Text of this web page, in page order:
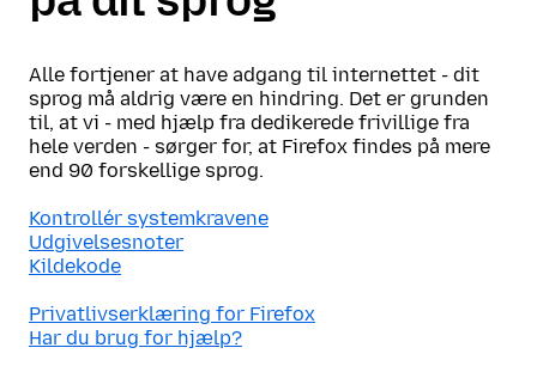
Alle fortjener at have adgang til internettet - dit
sprog må aldrig være en hindring. Det er grunden
til, at vi - med hjælp fra dedikerede frivillige fra
hele verden - sørger for, at Firefox findes på mere
end 90 forskellige sprog.
Kontrollér systemkravene
Udgivelsesnoter
Kildekode
Privatlivserklæring for Firefox
Har du brug for hjælp?